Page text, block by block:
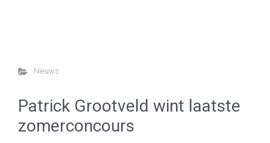
Nieuws
Patrick Grootveld wint laatste
zomerconcours